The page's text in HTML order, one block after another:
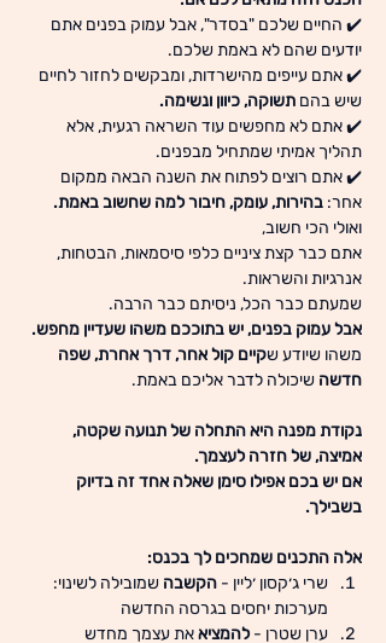
✔️ החיים שלכם "בסדר", אבל עמוק בפנים אתם
יודעים שהם לא באמת שלכם.
✔️ אתם עייפים מהישרדות, ומבקשים לחזור לחיים
שיש בהם תשוקה, כיוון ונשימה.
✔️ אתם לא מחפשים עוד השראה רגעית, אלא
תהליך אמיתי שמתחיל מבפנים.
✔️ אתם רוצים לפתוח את השנה הבאה ממקום
אחר: בהירות, עומק, חיבור למה שחשוב באמת.
ואולי הכי חשוב,
אתם כבר קצת ציניים כלפי סיסמאות, הבטחות,
אנרגיות והשראות.
שמעתם כבר הכל, ניסיתם כבר הרבה.
אבל עמוק בפנים, יש בתוככם משהו שעדיין מחפש.
משהו שיודע שקיים קול אחר, דרך אחרת, שפה
חדשה שיכולה לדבר אליכם באמת.
נקודת מפנה היא התחלה של תנועה שקטה,
אמיצה, של חזרה לעצמך.
אם יש בכם אפילו סימן שאלה אחד זה בדיוק
בשבילך.
אלה התכנים שמחכים לך בכנס:
שרי ג׳קסון ׳ליין - הקשבה שמובילה לשינוי:
מערכות יחסים בגרסה החדשה
ערן שטרן - להמציא את עצמך מחדש